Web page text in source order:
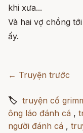
khi xưa...
Và hai vợ chồng
ấy.
← Truyện trước
🏷 truyện cổ
ông láo đánh cá ,
người đánh cá ,